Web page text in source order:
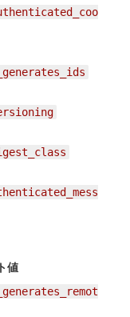
値